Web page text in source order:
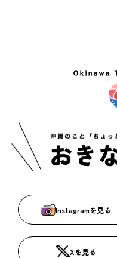
Instagramを見る
Xを見る